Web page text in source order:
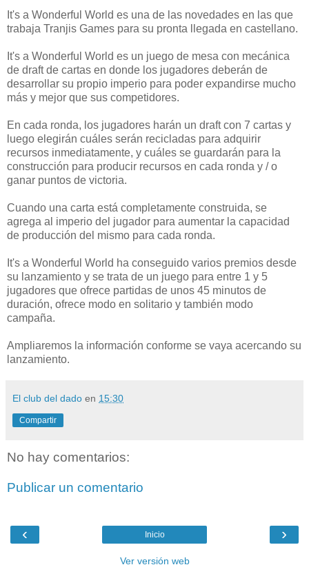
It's a Wonderful World es una de las novedades en las que
trabaja Tranjis Games para su pronta llegada en castellano.
It's a Wonderful World es un juego de mesa con mecánica
de draft de cartas en donde los jugadores deberán de
desarrollar su propio imperio para poder expandirse mucho
más y mejor que sus competidores.
En cada ronda, los jugadores harán un draft con 7 cartas y
luego elegirán cuáles serán recicladas para adquirir
recursos inmediatamente, y cuáles se guardarán para la
construcción para producir recursos en cada ronda y / o
ganar puntos de victoria.
Cuando una carta está completamente construida, se
agrega al imperio del jugador para aumentar la capacidad
de producción del mismo para cada ronda.
It's a Wonderful World ha conseguido varios premios desde
su lanzamiento y se trata de un juego para entre 1 y 5
jugadores que ofrece partidas de unos 45 minutos de
duración, ofrece modo en solitario y también modo
campaña.
Ampliaremos la información conforme se vaya acercando su
lanzamiento.
El club del dado en 15:30
Compartir
No hay comentarios:
Publicar un comentario
‹ ›
Inicio
Ver versión web